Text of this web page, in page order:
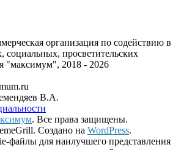
организация по содействию в
социальных, просветительских
"максимум", 2018 - 2026
В.А.
. Все права защищены.
Создано на WordPress.
файлы для наилучшего представления